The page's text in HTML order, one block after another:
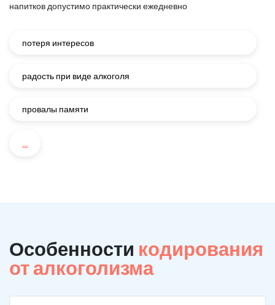
напитков допустимо практически ежедневно
потеря интересов
радость при виде алкоголя
провалы памяти
...
Особенности кодирования
от алкоголизма